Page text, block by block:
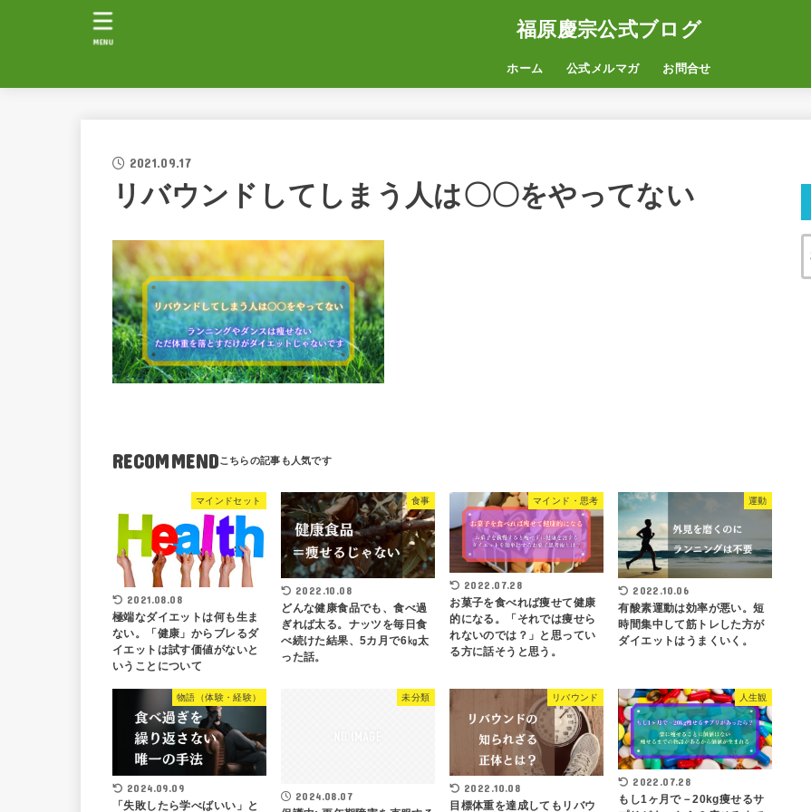
福原慶宗公式ブログ
ホーム 公式メルマガ お問合せ
MENU
2021.09.17
リバウンドしてしまう人は〇〇をやってない
RECOMMEND
マインドセット
2021.08.08
極端なダイエットは何も生ま
ない。「健康」からブレるダ
イエットは試す価値がないと
いうことについて
食事
2022.10.08
どんな健康食品でも、食べ過
ぎれば太る。ナッツを毎日食
べ続けた結果、5カ月で6㎏太
った話。
マインド・思考
2022.07.28
お菓子を食べれば痩せて健康
的になる。「それでは痩せら
れないのでは？」と思ってい
る方に話そうと思う。
運動
2022.10.06
有酸素運動は効率が悪い。短
時間集中して筋トレした方が
ダイエットはうまくいく。
物語（体験・経験）
2024.09.09
「失敗したら学べばいい」と
未分類
2024.08.07
リバウンド
2022.10.08
目標体重を達成してもリバウ
人生観
2022.07.28
もし1ヶ月で－20kg痩せるサ